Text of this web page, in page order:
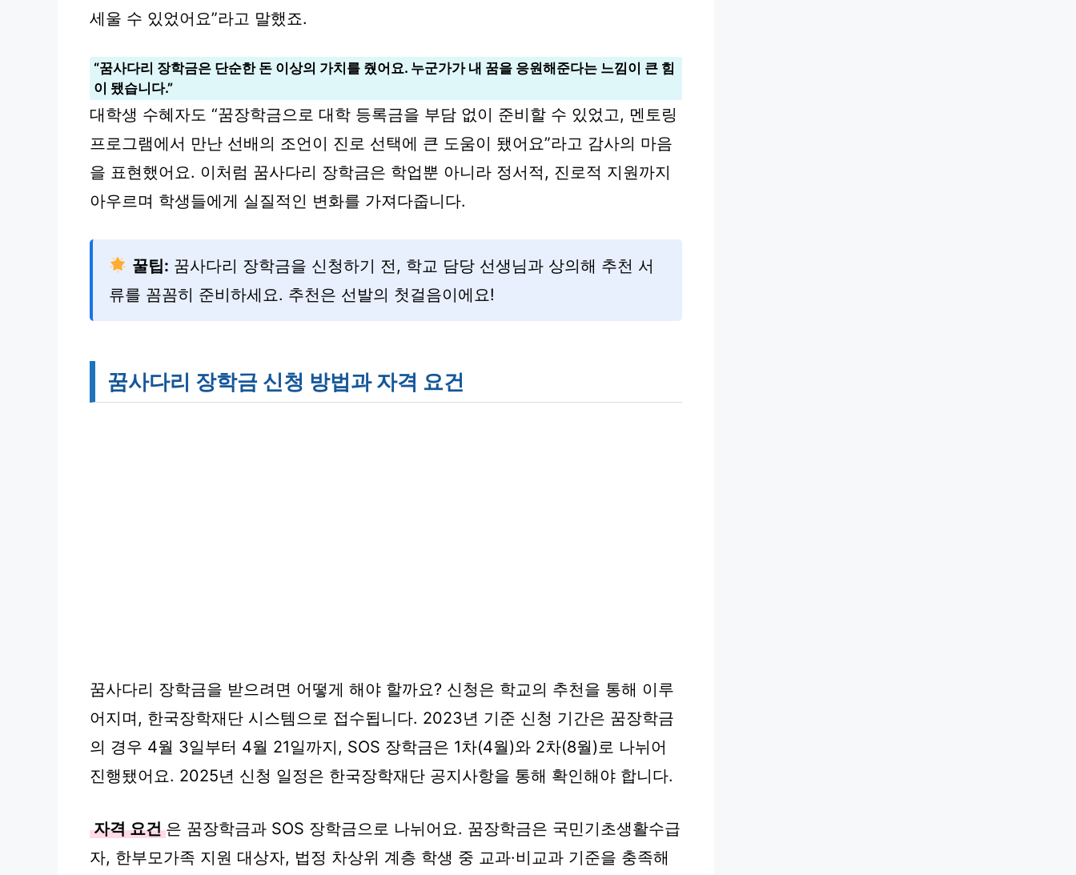
세울 수 있었어요”라고 말했죠.
“꿈사다리 장학금은 단순한 돈 이상의 가치를 줬어요. 누군가가 내 꿈을 응원해준다는 느낌이 큰 힘
이 됐습니다.”
대학생 수혜자도 “꿈장학금으로 대학 등록금을 부담 없이 준비할 수 있었고, 멘토링
프로그램에서 만난 선배의 조언이 진로 선택에 큰 도움이 됐어요”라고 감사의 마음
을 표현했어요. 이처럼 꿈사다리 장학금은 학업뿐 아니라 정서적, 진로적 지원까지
아우르며 학생들에게 실질적인 변화를 가져다줍니다.
꿀팁: 꿈사다리 장학금을 신청하기 전, 학교 담당 선생님과 상의해 추천 서
류를 꼼꼼히 준비하세요. 추천은 선발의 첫걸음이에요!
꿈사다리 장학금 신청 방법과 자격 요건
꿈사다리 장학금을 받으려면 어떻게 해야 할까요? 신청은 학교의 추천을 통해 이루
어지며, 한국장학재단 시스템으로 접수됩니다. 2023년 기준 신청 기간은 꿈장학금
의 경우 4월 3일부터 4월 21일까지, SOS 장학금은 1차(4월)와 2차(8월)로 나뉘어
진행됐어요. 2025년 신청 일정은 한국장학재단 공지사항을 통해 확인해야 합니다.
자격 요건 은 꿈장학금과 SOS 장학금으로 나뉘어요. 꿈장학금은 국민기초생활수급
자, 한부모가족 지원 대상자, 법정 차상위 계층 학생 중 교과·비교과 기준을 충족해